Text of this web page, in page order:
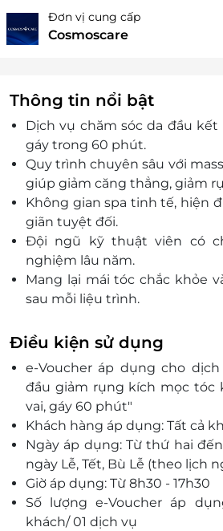
Đơn vị cung cấp
Cosmoscare
Thông tin nổi bật
Dịch vụ chăm sóc da đầu kết
gáy trong 60 phút.
Quy trình chuyên sâu với
giúp giảm căng thẳng, giảm
Không gian spa tinh tế, hiện
giãn tuyệt đối.
Đội ngũ kỹ thuật viên có
nghiệm lâu năm.
Mang lại mái tóc chắc khỏe
sau mỗi liệu trình.
phí.
Đặt nhanh chóng qua
dịch vụ tiện lợi.
Điều kiện sử dụng
e-Voucher áp dụng cho
đầu giảm rụng kích mọc tóc
vai, gáy 60 phút"
Khách hàng áp dụng: Tất cả
Ngày áp dụng: Từ thứ hai
ngày Lễ, Tết, Bù Lễ (theo lịch
Giờ áp dụng: Từ 8h30 - 17h30
Số lượng e-Voucher áp
khách/ 01 dịch vụ